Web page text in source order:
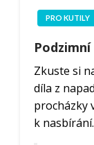
PRO KUTILY
Zkuste si
díla z
procházky
k